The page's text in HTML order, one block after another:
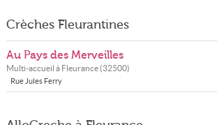
Crèches Fleurantines
Au Pays des Merveilles
Multi-accueil à Fleurance(32500)
Rue Jules Ferry